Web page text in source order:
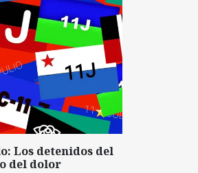
Los detenidos del
del dolor